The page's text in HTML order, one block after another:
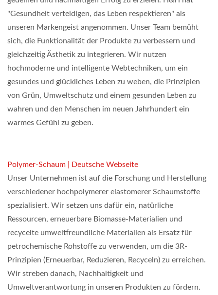
"Gesundheit verteidigen, das Leben respektieren" als
unseren Markengeist angenommen. Unser Team bemüht
sich, die Funktionalität der Produkte zu verbessern und
gleichzeitig Ästhetik zu integrieren. Wir nutzen
hochmoderne und intelligente Webtechniken, um ein
gesundes und glückliches Leben zu weben, die Prinzipien
von Grün, Umweltschutz und einem gesunden Leben zu
wahren und den Menschen im neuen Jahrhundert ein
warmes Gefühl zu geben.
Polymer-Schaum | Deutsche Webseite
Unser Unternehmen ist auf die Forschung und Herstellung
verschiedener hochpolymerer elastomerer Schaumstoffe
spezialisiert. Wir setzen uns dafür ein, natürliche
Ressourcen, erneuerbare Biomasse-Materialien und
recycelte umweltfreundliche Materialien als Ersatz für
petrochemische Rohstoffe zu verwenden, um die 3R-
Prinzipien (Erneuerbar, Reduzieren, Recyceln) zu erreichen.
Wir streben danach, Nachhaltigkeit und
Umweltverantwortung in unseren Produkten zu fördern.